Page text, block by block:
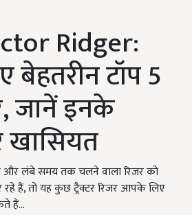
Ridger:
टॉप 5
जानें इनके
खासियत
लंबे समय तक चलने वाला रिजर को
रहे हैं, तो यह कुछ ट्रैक्टर रिजर आपके लिए
हैं...